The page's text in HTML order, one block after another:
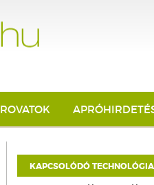
ROVATOK
KAPCSOLÓDÓ TECHNOLÓGIA